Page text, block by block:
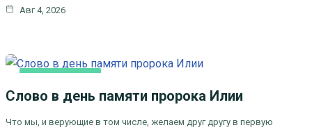
Авг 4, 2026
ЦЕРКОВНЫЕ ПРАЗДНИКИ
Слово в день памяти пророка Илии
Что мы, и верующие в том числе, желаем друг другу в первую